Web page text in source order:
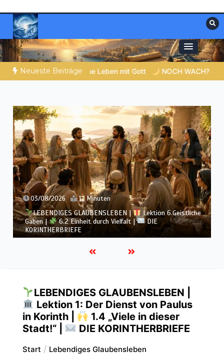
Inhalt
springen
Christliche Ressourcen
Materialien, die stärken. Antworten, die
leiten.
Neueste Beiträge
Gott NOCH WACH? | 05.08.2026 | Was schenkst du
02/08/2026 12 Minuten
LEBENDIGES GLAUBENSLEBEN |
Lektion 6.Geistliche
Gaben |
6.1 Vielfältige Gaben |
DIE
KORINTHERBRIEFE
LEBENDIGES GLAUBENSLEBEN |
Lektion 1: Der Dienst von Paulus
in Korinth |
1.4 „Viele in dieser
Stadt!“ |
DIE KORINTHERBRIEFE
Start Lebendiges Glaubensleben